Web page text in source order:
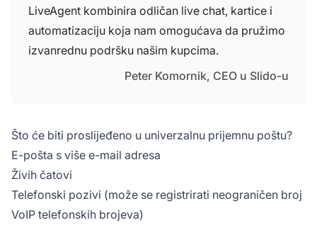
LiveAgent kombinira odličan live chat, kartice i
automatizaciju koja nam omogućava da pružimo
izvanrednu podršku našim kupcima.
Peter Komornik, CEO u Slido-u
Što će biti proslijeđeno u univerzalnu prijemnu poštu?
E-pošta s više e-mail adresa
Živih čatovi
Telefonski pozivi (može se registrirati neograničen broj
VoIP telefonskih brojeva)